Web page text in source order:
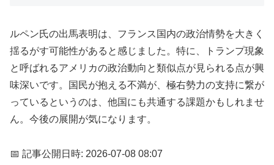
ルペン氏の出馬表明は、フランス国内の政治情勢を大きく
揺るがす可能性があると感じました。特に、トランプ現象
と呼ばれるアメリカの政治動向と類似点が見られる点が興
味深いです。国民が抱える不満が、極右勢力の支持に繋が
っているというのは、他国にも共通する課題かもしれませ
ん。今後の展開が気になります。
📅 記事公開日時: 2026-07-08 08:07